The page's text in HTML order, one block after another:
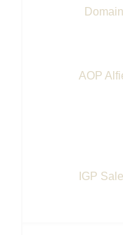
AOP
IGP